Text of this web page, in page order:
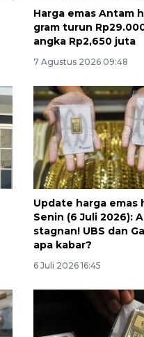
Harga emas Antam
gram turun
angka Rp2,650 juta
7 Agustus 2026 09:48
Update harga emas
Senin (6 Juli 2026):
stagnan! UBS dan
apa kabar?
6 Juli 2026 16:45